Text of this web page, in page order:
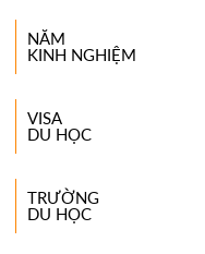
NĂM
KINH NGHIỆM
VISA
DU HỌC
TRƯỜNG
DU HỌC